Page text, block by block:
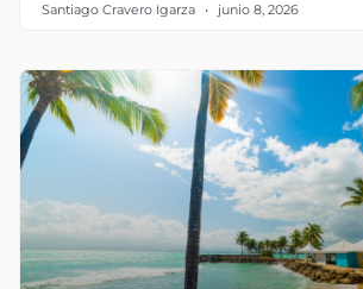
Santiago Cravero Igarza junio 8, 2026